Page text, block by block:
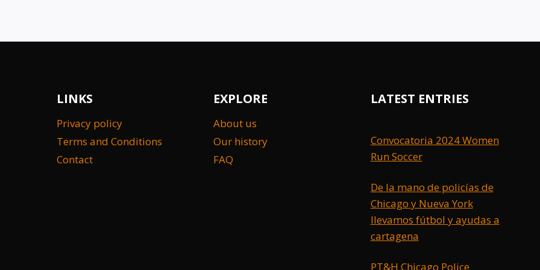
LINKS
Privacy policy
Terms and Conditions
Contact
EXPLORE
About us
Our history
FAQ
LATEST ENTRIES
Convocatoria 2024 Women
Run Soccer
De la mano de policías de
Chicago y Nueva York
llevamos fútbol y ayudas a
cartagena
PT&H Chicago Police